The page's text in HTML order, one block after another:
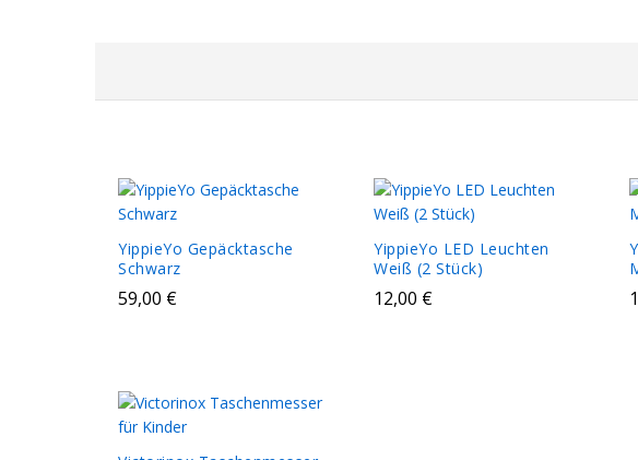
YippieYo Gepäcktasche
Schwarz
59,00 €
YippieYo LED Leuchten
Weiß (2 Stück)
12,00 €